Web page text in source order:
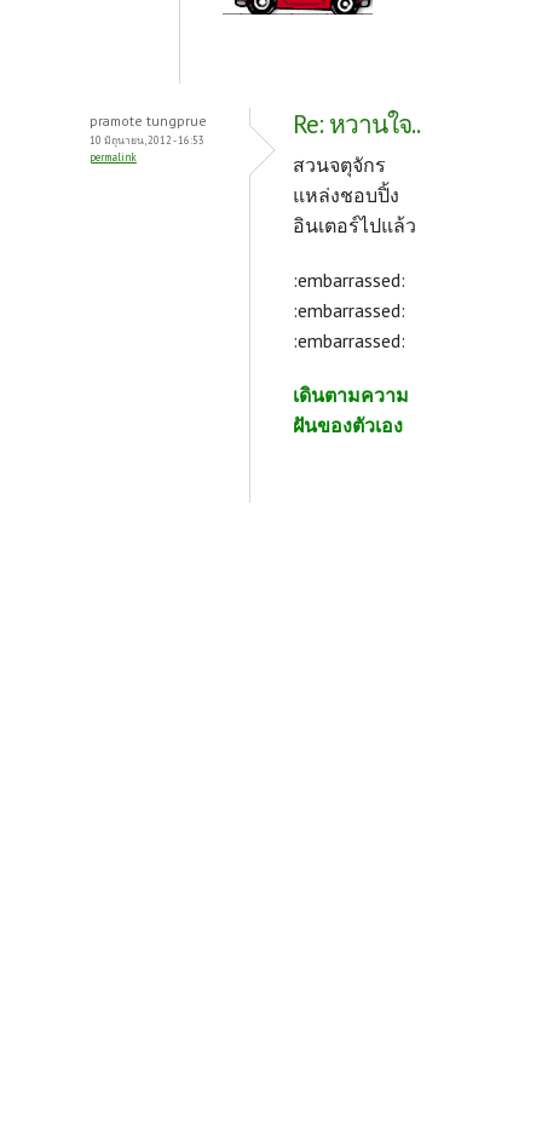
pramote tungprue
10 มิถุนายน, 2012 - 16:53
permalink
Re: หวานใจ..
สวนจตุจักร
แหล่งชอบปิ้ง
อินเตอร์ไปแล้ว
:embarrassed:
:embarrassed:
:embarrassed:
เดินตามความ
ฝันของตัวเอง